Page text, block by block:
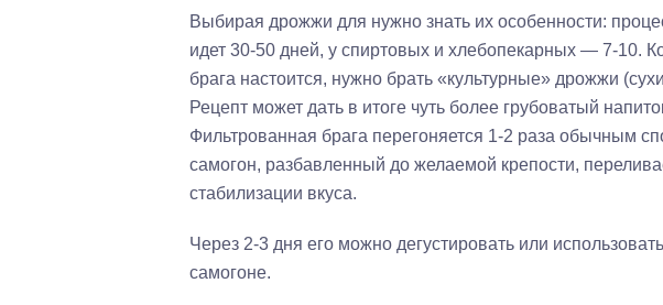
Выбирая дрожжи для нужно знать их особенности:
идет 30-50 дней, у спиртовых и хлебопекарных — 7-10.
брага настоится, нужно брать «культурные» дрожжи
Рецепт может дать в итоге чуть более грубоватый
Фильтрованная брага перегоняется 1-2 раза обычным
самогон, разбавленный до желаемой крепости,
стабилизации вкуса.
Через 2-3 дня его можно дегустировать или
самогоне.